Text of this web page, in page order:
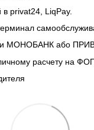
в privat24, LiqPay.
МОНОБАНК або
расчету на